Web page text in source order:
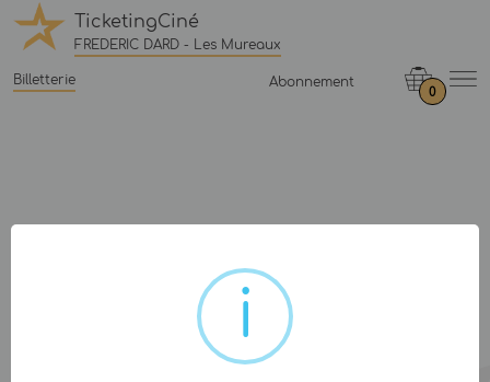
TicketingCiné
FREDERIC DARD - Les Mureaux
Billetterie Abonnement
0